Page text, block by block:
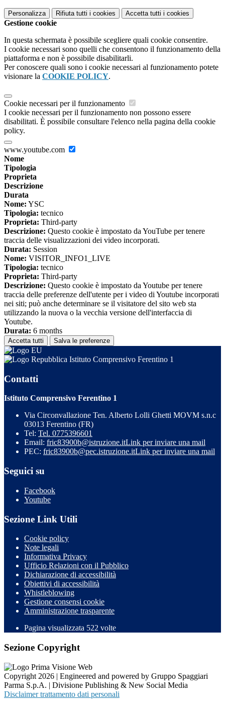
Personalizza Rifiuta tutti i cookies Accetta tutti i cookies
Gestione cookie
In questa schermata è possibile scegliere quali cookie consentire.
I cookie necessari sono quelli che consentono il funzionamento della
piattaforma e non è possibile disabilitarli.
Per conoscere quali sono i cookie necessari al funzionamento potete
visionare la COOKIE POLICY.
Cookie necessari per il funzionamento
I cookie necessari per il funzionamento non possono essere
disabilitati. È possibile consultare l'elenco nella pagina della cookie
policy.
www.youtube.com
Nome
Tipologia
Proprieta
Descrizione
Durata
Nome: YSC
Tipologia: tecnico
Proprieta: Third-party
Descrizione: Questo cookie è impostato da YouTube per tenere
traccia delle visualizzazioni dei video incorporati.
Durata: Session
Nome: VISITOR_INFO1_LIVE
Tipologia: tecnico
Proprieta: Third-party
Descrizione: Questo cookie è impostato da Youtube per tenere
traccia delle preferenze dell'utente per i video di Youtube incorporati
nei siti; può anche determinare se il visitatore del sito web sta
utilizzando la nuova o la vecchia versione dell'interfaccia di
Youtube.
Durata: 6 months
Accetta tutti Salva le preferenze
Istituto Comprensivo Ferentino 1
Contatti
Istituto Comprensivo Ferentino 1
Via Circonvallazione Ten. Alberto Lolli Ghetti MOVM s.n.c
03013 Ferentino (FR)
Tel: Tel. 0775396601
Email: fric83900b@istruzione.itLink per inviare una mail
PEC: fric83900b@pec.istruzione.itLink per inviare una mail
Seguici su
Facebook
Youtube
Sezione Link Utili
Cookie policy
Note legali
Informativa Privacy
Ufficio Relazioni con il Pubblico
Dichiarazione di accessibilità
Obiettivi di accessibilità
Whistleblowing
Gestione consensi cookie
Amministrazione trasparente
Pagina visualizzata 522 volte
Sezione Copyright
Copyright 2026 | Engineered and powered by Gruppo Spaggiari
Parma S.p.A. | Divisione Publishing & New Social Media
Disclaimer trattamento dati personali